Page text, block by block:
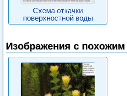
Схема откачки
поверхностной воды
Изображения с похожим